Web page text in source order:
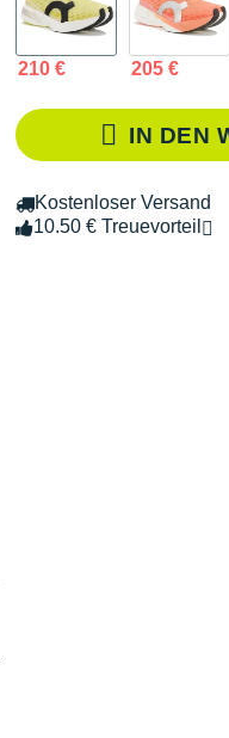
210 € 205 €
IN DEN
Kostenloser Versand
10.50 € Treuevorteil